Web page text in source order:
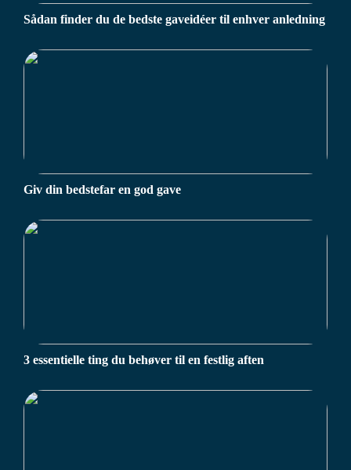
Sådan finder du de bedste gaveidéer til enhver anledning
Giv din bedstefar en god gave
3 essentielle ting du behøver til en festlig aften